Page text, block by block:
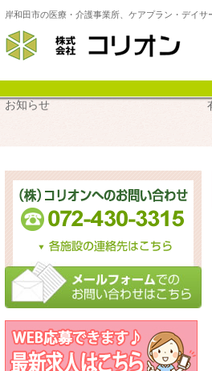
岸和田市の医療・介護事業所、ケアプラン・デイ
お知らせ